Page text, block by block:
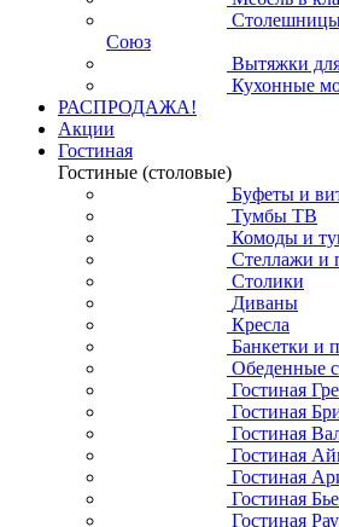
Союз
Вытяжки
Кухонные
РАСПРОДАЖА!
Акции
Гостиная
Гостиные (столовые)
Буфеты и
Тумбы ТВ
Комоды и
Стеллажи и
Столики
Диваны
Кресла
Банкетки и
Обеденные
Гостиная
Гостиная
Гостиная
Гостиная
Гостиная
Гостиная
Гостиная